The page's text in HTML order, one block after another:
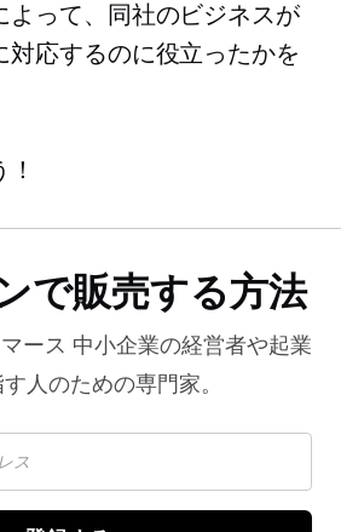
よって、同社のビジネスが
対応するのに役立ったかを
で販売する方法
ース 中小企業の経営者や起業
人のための専門家。